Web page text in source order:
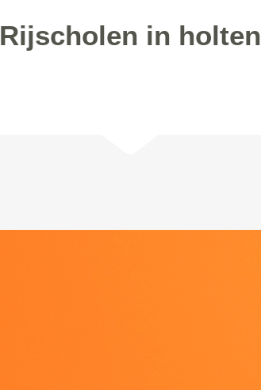
Rijscholen in holten